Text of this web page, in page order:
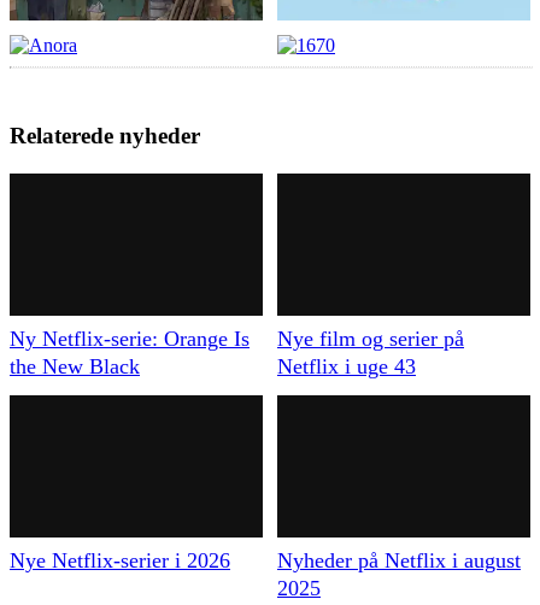
Relaterede nyheder
Ny Netflix-serie: Orange Is
the New Black
Nye film og serier på
Netflix i uge 43
Nye Netflix-serier i 2026
Nyheder på Netflix i august
2025